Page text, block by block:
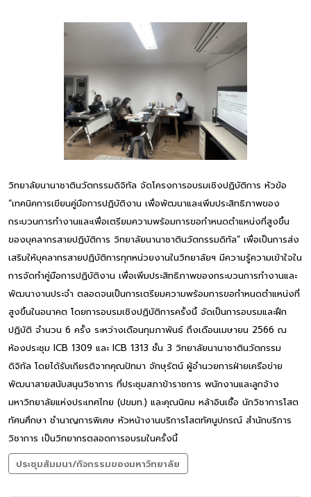
วิทยาลัยนานาชาตินวัตกรรมดิจิทัล จัดโครงการอบรมเชิงปฏิบัติการ หัวข้อ
“เทคนิคการเขียนคู่มือการปฏิบัติงาน เพื่อพัฒนาและเพิ่มประสิทธิภาพของ
กระบวนการทำงานและเพื่อเตรียมความพร้อมการขอกำหนดตำแหน่งที่สูงขึ้น
ของบุคลากรสายปฏิบัติการ วิทยาลัยนานาชาตินวัตกรรมดิทัล” เพื่อเป็นการส่ง
เสริมให้บุคลากรสายปฏิบัติการทุกหน่วยงานในวิทยาลัยฯ มีความรู้ความเข้าใจใน
การจัดทำคู่มือการปฏิบัติงาน เพื่อเพิ่มประสิทธิภาพของกระบวนการทำงานและ
พัฒนางานประจำ ตลอดจนเป็นการเตรียมความพร้อมการขอกำหนดตำแหน่งที่
สูงขึ้นในอนาคต โดยการอบรมเชิงปฏิบัติการครั้งนี้ จัดเป็นการอบรมและฝึก
ปฏิบัติ จำนวน 6 ครั้ง ระหว่างเดือนกุมภาพันธ์ ถึงเดือนเมษายน 2566 ณ
ห้องประชุม ICB 1309 และ ICB 1313 ชั้น 3 วิทยาลัยนานาชาตินวัตกรรม
ดิจิทัล โดยได้รับเกียรติจากคุณปัทมา จักษุรัตน์ ผู้อำนวยการฝ่ายเครือข่าย
พัฒนาสายสนับสนุนวิชาการ ที่ประชุมสภาข้าราชการ พนักงานและลูกจ้าง
มหาวิทยาลัยแห่งประเทศไทย (ปขมท.) และคุณนิคม หล้าอินเชื้อ นักวิชาการโสต
ทัศนศึกษา ชำนาญการพิเศษ หัวหน้างานบริการโสตทัศนูปกรณ์ สำนักบริการ
วิชาการ เป็นวิทยากรตลอดการอบรมในครั้งนี้
ประชุมสัมมนา/กิจกรรมของมหาวิทยาลัย